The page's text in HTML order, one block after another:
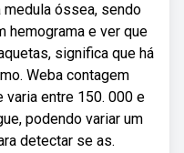
óssea, sendo
hemograma e ver que
significa que há
Weba contagem
varia entre 150. 000 e
podendo variar um
detectar se as.